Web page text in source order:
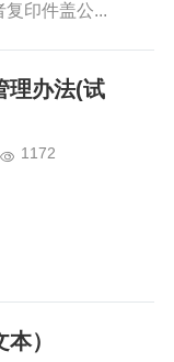
印件盖公...
理办法(试
1172
）